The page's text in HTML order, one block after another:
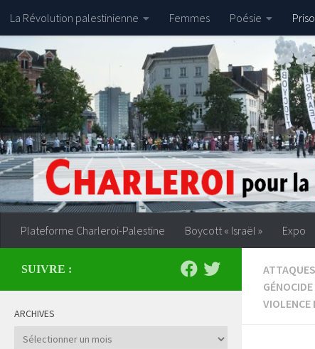
Skip to content
La Révolution palestinienne Femmes Poésie
Plateforme Charleroi-Palestine Boycott « Israël » Expo
GÉNOCIDE
VIOLENCE
SUIVRE :
ARCHIVES
Archives